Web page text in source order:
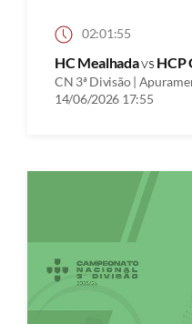
02:01:55
HC Mealhadavs HCP
CN 3ª Divisão |
14/06/2026 17:55